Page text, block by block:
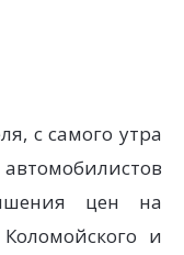
с самого утра
цен на
и